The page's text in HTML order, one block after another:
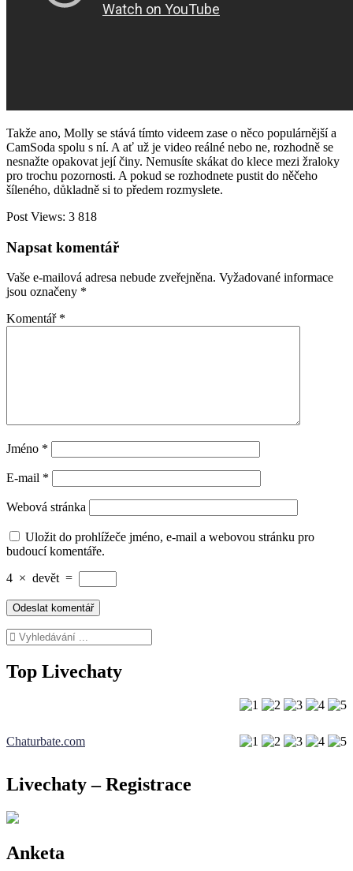
Takže ano, Molly se stává tímto videem zase o něco populárnější a
CamSoda spolu s ní. A ať už je video reálné nebo ne, rozhodně se
nesnažte opakovat její činy. Nemusíte skákat do klece mezi žraloky
pro trochu pozornosti. A pokud se rozhodnete pustit do něčeho
šíleného, ​​důkladně si to předem rozmyslete.
Post Views: 3 818
Napsat komentář
Vaše e-mailová adresa nebude zveřejněna. Vyžadované informace
jsou označeny *
Komentář *
Jméno *
E-mail *
Webová stránka
Uložit do prohlížeče jméno, e-mail a webovou stránku pro
budoucí komentáře.
4 × devět =
Top Livechaty
Chaturbate.com
Livechaty – Registrace
Anketa